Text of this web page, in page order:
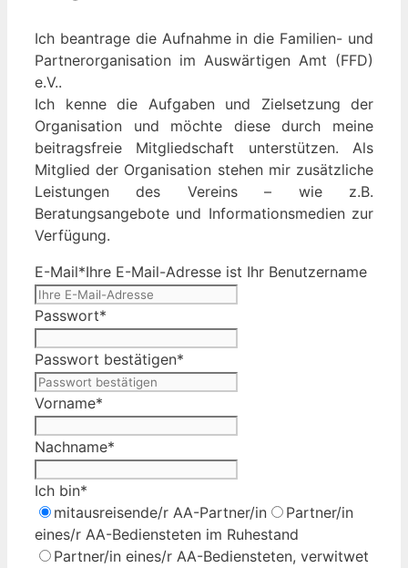
Ich beantrage die Aufnahme in die Familien- und
Partnerorganisation im Auswärtigen Amt (FFD)
e.V..
Ich kenne die Aufgaben und Zielsetzung der
Organisation und möchte diese durch meine
beitragsfreie Mitgliedschaft unterstützen. Als
Mitglied der Organisation stehen mir zusätzliche
Leistungen des Vereins – wie z.B.
Beratungsangebote und Informationsmedien zur
Verfügung.
E-Mail*Ihre E-Mail-Adresse ist Ihr Benutzername
Passwort*
Passwort bestätigen*
Vorname*
Nachname*
Ich bin*
mitausreisende/r AA-Partner/in
Partner/in
eines/r AA-Bediensteten im Ruhestand
Partner/in eines/r AA-Bediensteten, verwitwet